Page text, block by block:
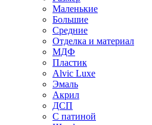
Маленькие
Большие
Средние
Отделка и материал
МДФ
Пластик
Alvic Luxe
Эмаль
Акрил
ДСП
С патиной